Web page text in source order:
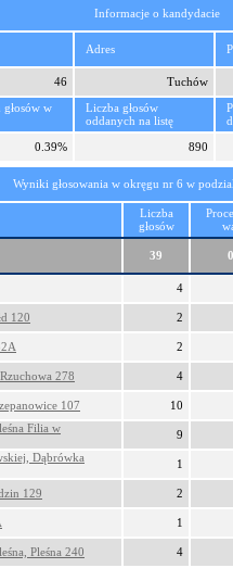
Informacje o kandydacie
Adres
46 Tuchów
głosów w
Liczba głosów
oddanych na listę
0.39% 890
Wyniki głosowania w okręgu nr 6 w
Liczba
głosów
39
4
120 2
2
278 4
107 10
Filia w
9
Dąbrówka
1
129 2
1
Pleśna 240 4